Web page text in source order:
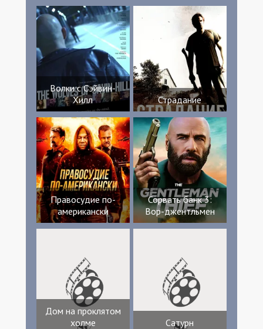
Волки с Сэйвин-
Хилл
Страдание
Правосудие по-
американски
Сорвать банк 3:
Вор-джентльмен
Дом на проклятом
холме
Сатурн